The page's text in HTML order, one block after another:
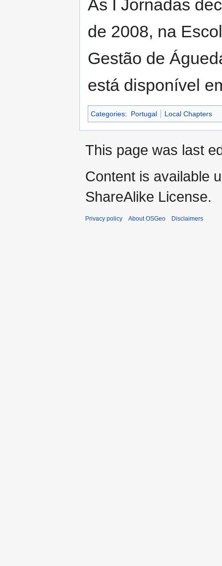
As I Jornadas
de 2008, na
Gestão de
está disponível
Categories: Portugal Local Chapters
This page was last
Content is available
ShareAlike License.
Privacy policy About OSGeo Disclaimers